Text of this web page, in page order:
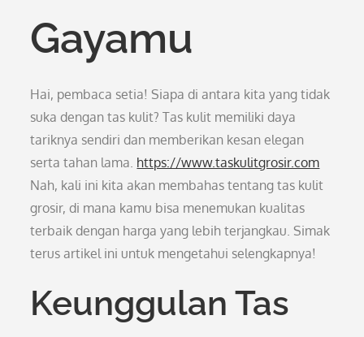
Gayamu
Hai, pembaca setia! Siapa di antara kita yang tidak
suka dengan tas kulit? Tas kulit memiliki daya
tariknya sendiri dan memberikan kesan elegan
serta tahan lama. https://www.taskulitgrosir.com
Nah, kali ini kita akan membahas tentang tas kulit
grosir, di mana kamu bisa menemukan kualitas
terbaik dengan harga yang lebih terjangkau. Simak
terus artikel ini untuk mengetahui selengkapnya!
Keunggulan Tas